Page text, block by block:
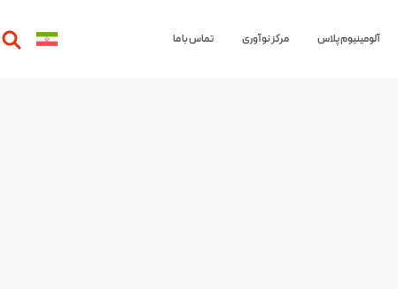
آلومینیوم پلاس مرکز نوآوری تماس با ما